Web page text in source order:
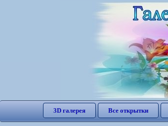
3D галерея Все открытки